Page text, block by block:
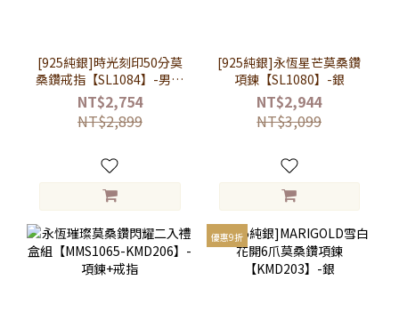
[925純銀]時光刻印50分莫
桑鑽戒指【SL1084】-男款
銀
NT$2,754
NT$2,899
[925純銀]永恆星芒莫桑鑽
項鍊【SL1080】-銀
NT$2,944
NT$3,099
優惠9折